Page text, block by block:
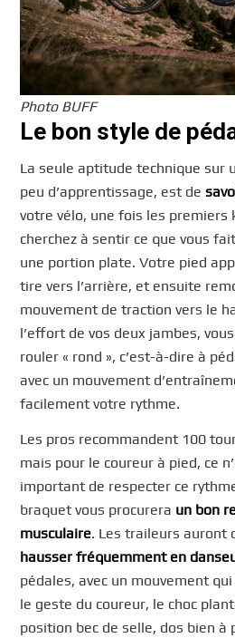
Photo BUFF
Le bon style de
La seule aptitude technique sur
peu d’apprentissage, est de
votre vélo, une fois les premiers
cherchez à sentir ce que vous
une portion plate. Votre pied
tire vers l’arrière, et ensuite
mouvement de traction vers le
l’effort de vos deux jambes,
rouler « rond », c’est-à-dire à
avec un mouvement
facilement votre rythme.
Les pros recommandent 100
mais pour le coureur à pied, ce
important de respecter ce
braquet vous procurera un bon
musculaire. Les traileurs auront
hausser fréquemment en
pédales, avec un mouvement
le geste du coureur, le choc
position bec de selle, dos bien à